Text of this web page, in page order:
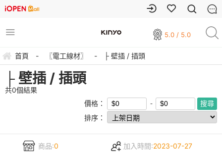
5.0 / 5.0
首頁 - 〖電工線材〗 - ├ 壁插 / 插頭
├ 壁插 / 插頭
共0個結果
價格：
排序：
商品:0 加入時間:2023-07-27